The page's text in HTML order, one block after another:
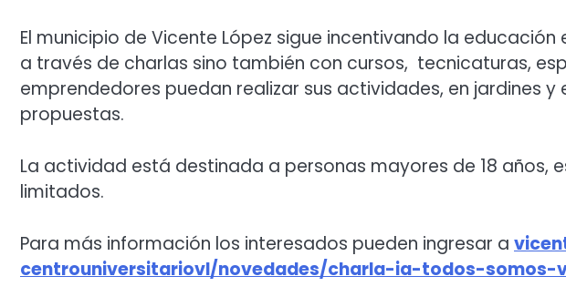
El municipio de Vicente López sigue incentivando la
a través de charlas sino también con cursos, tecnicaturas,
emprendedores puedan realizar sus actividades, en jardines y
propuestas.
La actividad está destinada a personas mayores de 18 años,
limitados.
Para más información los interesados pueden ingresar a
centrouniversitariovl/novedades/charla-ia-todos-somos-